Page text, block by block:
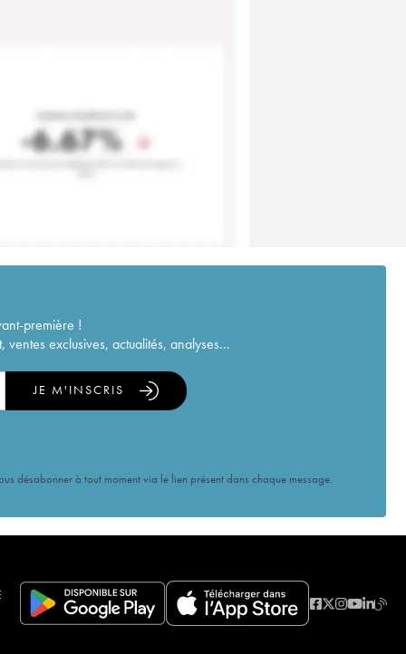
première !
exclusives, actualités, analyses...
JE M'INSCRIS
désabonner à tout moment via le lien présent dans chaque message.